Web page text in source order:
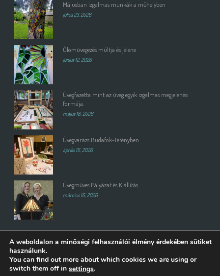
Májusban izgalmas munkák a műhelyben
július 23, 2026
Ólomüvegezés múltja és jelene
június 12, 2026
Üvegfazetta mint az üveg egyik izgalmas megjelenési
formája.
május 18, 2026
Üvegvarázs Budafok-Tétényben
április 16, 2026
Üvegműves Pályázat és Kiállítás
március 16, 2026
Copyright All Rights Reserved © 2015 | Weboldalt készítette és üzemelteti:
A weboldalon a minőségi felhasználói élmény érdekében sütiket
használunk.
You can find out more about which cookies we are using or
switch them off in settings.